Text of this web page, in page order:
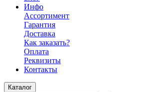
Инфо
Ассортимент
Гарантия
Доставка
Как заказать?
Оплата
Реквизиты
Контакты
Каталог